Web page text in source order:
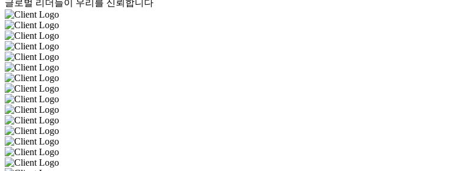
글로벌 리더들이 우리를 신뢰합니다